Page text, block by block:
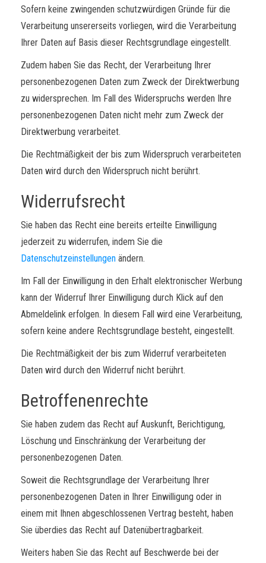
Sofern keine zwingenden schutzwürdigen Gründe für die
Verarbeitung unsererseits vorliegen, wird die Verarbeitung
Ihrer Daten auf Basis dieser Rechtsgrundlage eingestellt.
Zudem haben Sie das Recht, der Verarbeitung Ihrer
personenbezogenen Daten zum Zweck der Direktwerbung
zu widersprechen. Im Fall des Widerspruchs werden Ihre
personenbezogenen Daten nicht mehr zum Zweck der
Direktwerbung verarbeitet.
Die Rechtmäßigkeit der bis zum Widerspruch verarbeiteten
Daten wird durch den Widerspruch nicht berührt.
Widerrufsrecht
Sie haben das Recht eine bereits erteilte Einwilligung
jederzeit zu widerrufen, indem Sie die
Datenschutzeinstellungen ändern.
Im Fall der Einwilligung in den Erhalt elektronischer Werbung
kann der Widerruf Ihrer Einwilligung durch Klick auf den
Abmeldelink erfolgen. In diesem Fall wird eine Verarbeitung,
sofern keine andere Rechtsgrundlage besteht, eingestellt.
Die Rechtmäßigkeit der bis zum Widerruf verarbeiteten
Daten wird durch den Widerruf nicht berührt.
Betroffenenrechte
Sie haben zudem das Recht auf Auskunft, Berichtigung,
Löschung und Einschränkung der Verarbeitung der
personenbezogenen Daten.
Soweit die Rechtsgrundlage der Verarbeitung Ihrer
personenbezogenen Daten in Ihrer Einwilligung oder in
einem mit Ihnen abgeschlossenen Vertrag besteht, haben
Sie überdies das Recht auf Datenübertragbarkeit.
Weiters haben Sie das Recht auf Beschwerde bei der